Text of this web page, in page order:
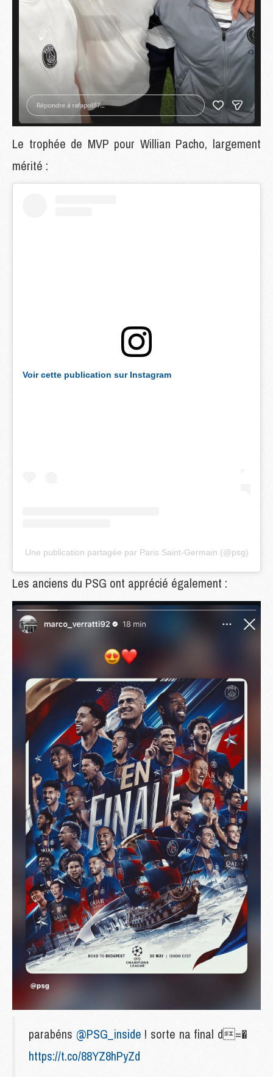
Le trophée de MVP pour Willian Pacho, largement
mérité :
Voir cette publication sur Instagram
Une publication partagée par Paris Saint-Germain (@psg)
Les anciens du PSG ont apprécié également :
parabéns @PSG_inside ! sorte na final d=�
https://t.co/88YZ8hPyZd